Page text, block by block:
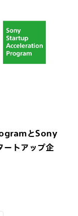
とSony
トアップ企